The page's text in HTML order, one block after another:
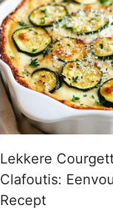
Lekkere
Clafoutis:
Recept